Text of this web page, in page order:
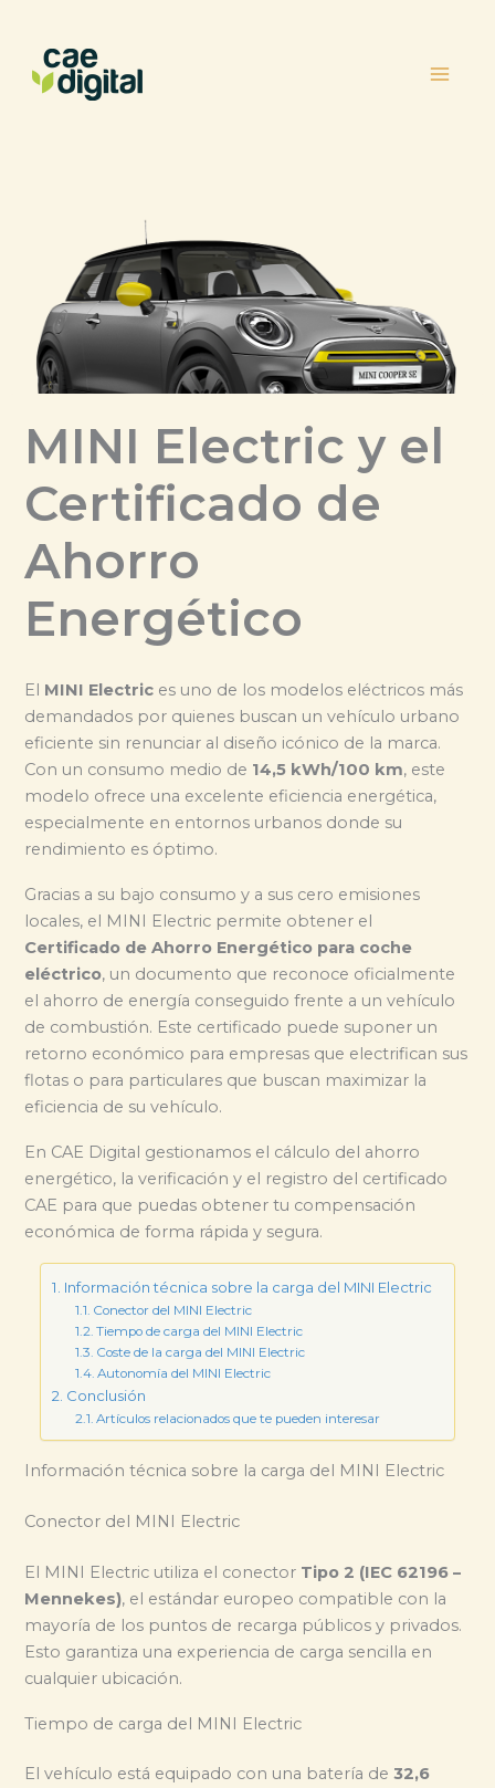
contenido
MINI Electric y el
Certificado de
Ahorro
Energético
El MINI Electric es uno de los modelos eléctricos más
demandados por quienes buscan un vehículo urbano
eficiente sin renunciar al diseño icónico de la marca.
Con un consumo medio de 14,5 kWh/100 km, este
modelo ofrece una excelente eficiencia energética,
especialmente en entornos urbanos donde su
rendimiento es óptimo.
Gracias a su bajo consumo y a sus cero emisiones
locales, el MINI Electric permite obtener el
Certificado de Ahorro Energético para coche
eléctrico, un documento que reconoce oficialmente
el ahorro de energía conseguido frente a un vehículo
de combustión. Este certificado puede suponer un
retorno económico para empresas que electrifican sus
flotas o para particulares que buscan maximizar la
eficiencia de su vehículo.
En CAE Digital gestionamos el cálculo del ahorro
energético, la verificación y el registro del certificado
CAE para que puedas obtener tu compensación
económica de forma rápida y segura.
Información técnica sobre la carga del MINI Electric
Conector del MINI Electric
Tiempo de carga del MINI Electric
Coste de la carga del MINI Electric
Autonomía del MINI Electric
Conclusión
Artículos relacionados que te pueden interesar
Información técnica sobre la carga del MINI Electric
Conector del MINI Electric
El MINI Electric utiliza el conector Tipo 2 (IEC 62196 –
Mennekes), el estándar europeo compatible con la
mayoría de los puntos de recarga públicos y privados.
Esto garantiza una experiencia de carga sencilla en
cualquier ubicación.
Tiempo de carga del MINI Electric
El vehículo está equipado con una batería de32,6